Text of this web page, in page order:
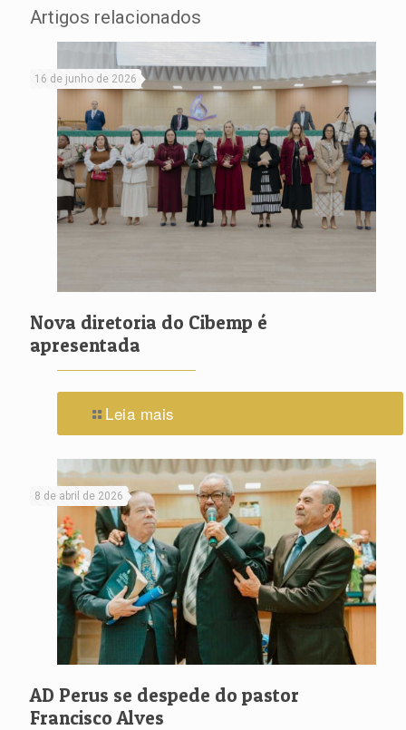
Artigos relacionados
16 de junho de 2026
Nova diretoria do Cibemp é
apresentada
Leia mais
8 de abril de 2026
AD Perus se despede do pastor
Francisco Alves